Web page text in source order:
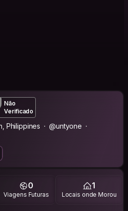
Não
Verificado
Philippines
@untyone
0
Viagens Futuras
1
Locais onde Morou